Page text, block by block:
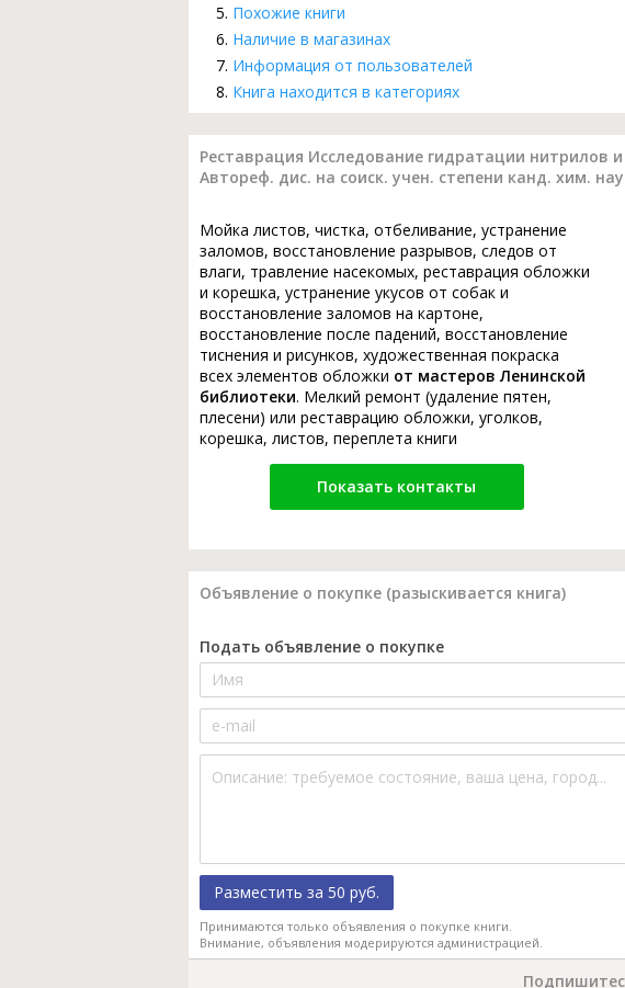
Похожие книги
Наличие в магазинах
Информация от пользователей
Книга находится в категориях
Реставрация Исследование гидратации нитрилов
Автореф. дис. на соиск. учен. степени канд. хим.
Мойка листов, чистка, отбеливание, устранение
заломов, восстановление разрывов, следов от
влаги, травление насекомых, реставрация обложки
и корешка, устранение укусов от собак и
восстановление заломов на картоне,
восстановление после падений, восстановление
тиснения и рисунков, художественная покраска
всех элементов обложки от мастеров Ленинской
библиотеки. Мелкий ремонт (удаление пятен,
плесени) или реставрацию обложки, уголков,
корешка, листов, переплета книги
Показать контакты
Объявление о покупке (разыскивается книга)
Подать объявление о покупке
Разместить за 50 руб.
Принимаются только объявления о покупке книги.
Внимание, объявления модерируются администрацией.